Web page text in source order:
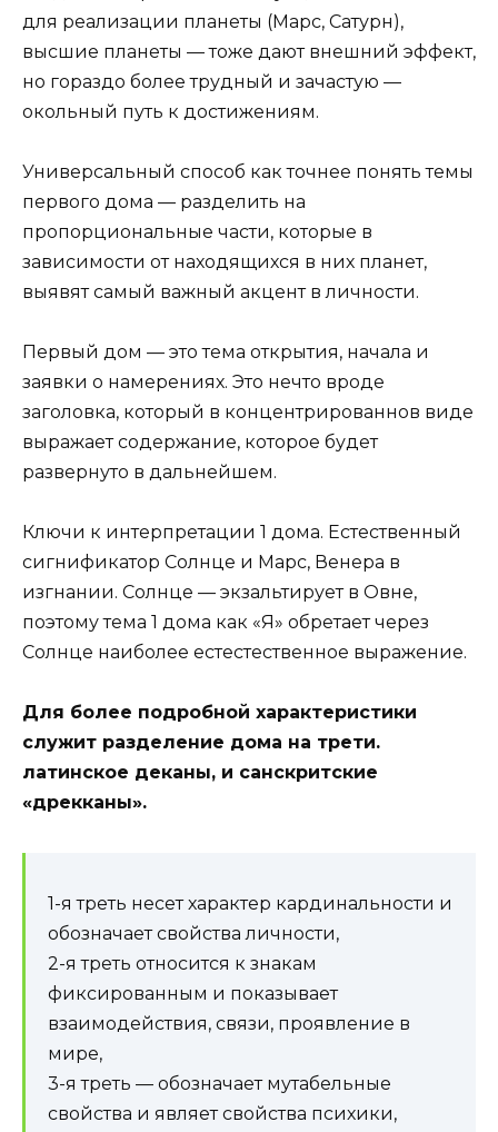
для реализации планеты (Марс, Сатурн),
высшие планеты — тоже дают внешний эффект,
но гораздо более трудный и зачастую —
окольный путь к достижениям.
Универсальный способ как точнее понять темы
первого дома — разделить на
пропорциональные части, которые в
зависимости от находящихся в них планет,
выявят самый важный акцент в личности.
Первый дом — это тема открытия, начала и
заявки о намерениях. Это нечто вроде
заголовка, который в концентрированнов виде
выражает содержание, которое будет
развернуто в дальнейшем.
Ключи к интерпретации 1 дома. Естественный
сигнификатор Солнце и Марс, Венера в
изгнании. Солнце — экзальтирует в Овне,
поэтому тема 1 дома как «Я» обретает через
Солнце наиболее естестественное выражение.
Для более подробной характеристики
служит разделение дома на трети.
латинское деканы, и санскритские
«дрекканы».
1-я треть несет характер кардинальности и
обозначает свойства личности,
2-я треть относится к знакам
фиксированным и показывает
взаимодействия, связи, проявление в
мире,
3-я треть — обозначает мутабельные
свойства и являет свойства психики,